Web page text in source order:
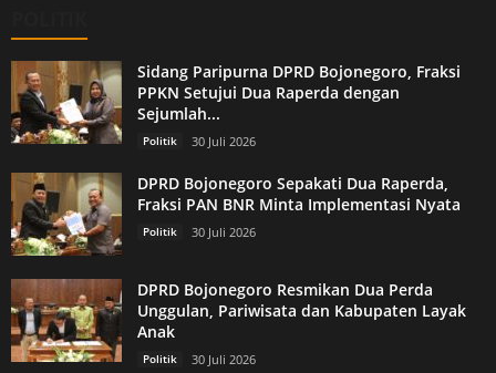
Sidang Paripurna DPRD Bojonegoro, Fraksi
PPKN Setujui Dua Raperda dengan
Sejumlah...
Politik 30 Juli 2026
DPRD Bojonegoro Sepakati Dua Raperda,
Fraksi PAN BNR Minta Implementasi Nyata
Politik 30 Juli 2026
DPRD Bojonegoro Resmikan Dua Perda
Unggulan, Pariwisata dan Kabupaten Layak
Anak
Politik 30 Juli 2026